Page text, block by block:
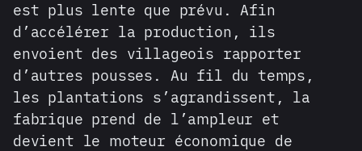
est plus lente que prévu. Afin
d’accélérer la production, ils
envoient des villageois rapporter
d’autres pousses. Au fil du temps,
les plantations s’agrandissent, la
fabrique prend de l’ampleur et
devient le moteur économique de